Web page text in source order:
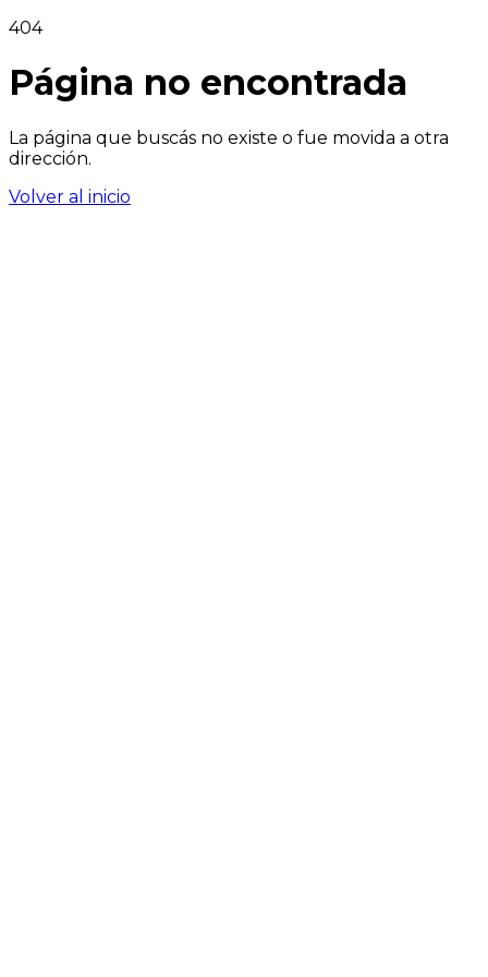
404
Página no encontrada
La página que buscás no existe o fue movida a otra
dirección.
Volver al inicio